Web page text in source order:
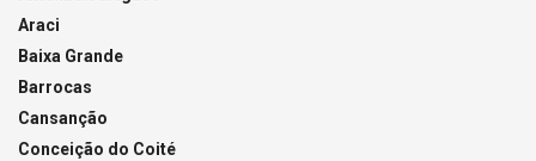
Araci
Baixa Grande
Barrocas
Cansanção
Conceição do Coité